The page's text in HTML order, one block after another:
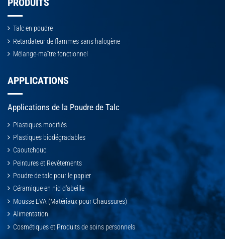
PRODUITS
Talc en poudre
Retardateur de flammes sans halogène
Mélange-maître fonctionnel
APPLICATIONS
Applications de la Poudre de Talc
Plastiques modifiés
Plastiques biodégradables
Caoutchouc
Peintures et Revêtements
Poudre de talc pour le papier
Céramique en nid d'abeille
Mousse EVA (Matériaux pour Chaussures)
Alimentation
Cosmétiques et Produits de soins personnels